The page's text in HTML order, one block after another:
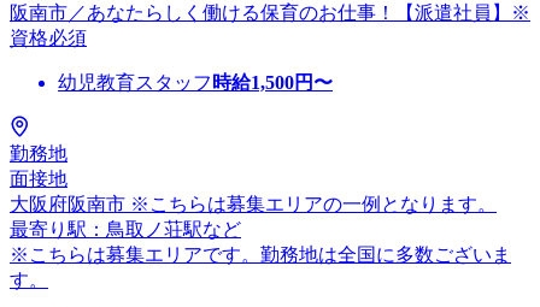
阪南市／あなたらしく働ける保育のお仕事！【派遣社員】※
資格必須
幼児教育スタッフ 時給1,500円〜
勤務地
面接地
大阪府阪南市 ※こちらは募集エリアの一例となります。
最寄り駅：鳥取ノ荘駅など
※こちらは募集エリアです。勤務地は全国に多数ございま
す。